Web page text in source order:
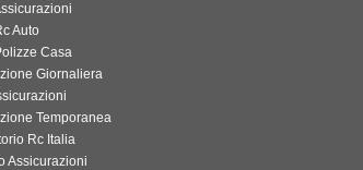
Auto
Casa
Giornaliera
Temporanea
Rc Italia
Assicurazioni